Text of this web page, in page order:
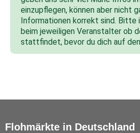
einzupflegen, können aber nicht
Informationen korrekt sind. Bitte
beim jeweiligen Veranstalter ob
stattfindet, bevor du dich auf
Flohmärkte in Deutschland